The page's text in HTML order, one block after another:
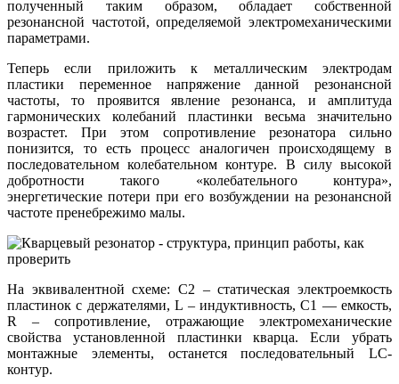
полученный таким образом, обладает собственной
резонансной частотой, определяемой электромеханическими
параметрами.
Теперь если приложить к металлическим электродам
пластики переменное напряжение данной резонансной
частоты, то проявится явление резонанса, и амплитуда
гармонических колебаний пластинки весьма значительно
возрастет. При этом сопротивление резонатора сильно
понизится, то есть процесс аналогичен происходящему в
последовательном колебательном контуре. В силу высокой
добротности такого «колебательного контура»,
энергетические потери при его возбуждении на резонансной
частоте пренебрежимо малы.
На эквивалентной схеме: C2 – статическая электроемкость
пластинок с держателями, L – индуктивность, С1 — емкость,
R – сопротивление, отражающие электромеханические
свойства установленной пластинки кварца. Если убрать
монтажные элементы, останется последовательный LC-
контур.